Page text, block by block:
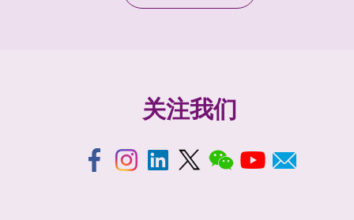
关注我们